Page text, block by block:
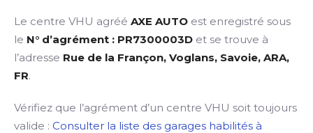
Le centre VHU agréé AXE AUTO est enregistré sous
le N° d’agrément : PR7300003D et se trouve à
l’adresse Rue de la Françon, Voglans, Savoie, ARA,
FR.
Vérifiez que l’agrément d’un centre VHU soit toujours
valide : Consulter la liste des garages habilités à